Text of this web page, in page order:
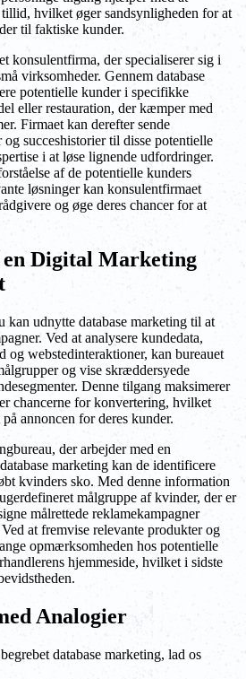
hvilket øger sandsynligheden for at
til faktiske kunder.
konsulentfirma, der specialiserer sig i
virksomheder. Gennem database
potentielle kunder i specifikke
eller restauration, der kæmper med
Firmaet kan derefter sende
succeshistorier til disse potentielle
i at løse lignende udfordringer.
af de potentielle kunders
løsninger kan konsulentfirmaet
og øge deres chancer for at
en Digital Marketing
kan udnytte database marketing til at
Ved at analysere kundedata,
og webstedinteraktioner, kan bureauet
og vise skræddersyede
Denne tilgang maksimerer
chancerne for konvertering, hvilket
annoncen for deres kunder.
der arbejder med en
marketing kan de identificere
kvinders sko. Med denne information
målgruppe af kvinder, der er
målrettede reklamekampagner
at fremvise relevante produkter og
opmærksomheden hos potentielle
hjemmeside, hvilket i sidste
Analogier
database marketing, lad os